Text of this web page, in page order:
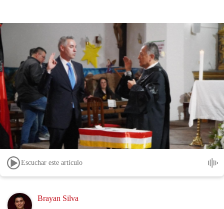
Escuchar este artículo
Image Brayan Silva